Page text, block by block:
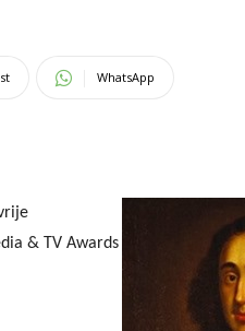
WhatsApp
& TV Awards